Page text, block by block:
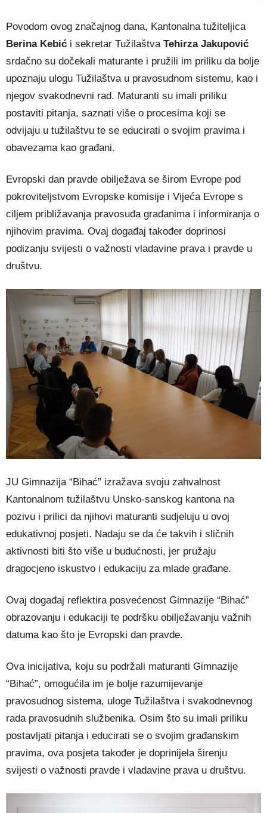
Povodom ovog značajnog dana, Kantonalna tužiteljica
Berina Kebić i sekretar Tužilaštva Tehirza Jakupović
srdačno su dočekali maturante i pružili im priliku da bolje
upoznaju ulogu Tužilaštva u pravosudnom sistemu, kao i
njegov svakodnevni rad. Maturanti su imali priliku
postaviti pitanja, saznati više o procesima koji se
odvijaju u tužilaštvu te se educirati o svojim pravima i
obavezama kao građani.
Evropski dan pravde obilježava se širom Evrope pod
pokroviteljstvom Evropske komisije i Vijeća Evrope s
ciljem približavanja pravosuđa građanima i informiranja o
njihovim pravima. Ovaj događaj također doprinosi
podizanju svijesti o važnosti vladavine prava i pravde u
društvu.
JU Gimnazija “Bihać” izražava svoju zahvalnost
Kantonalnom tužilaštvu Unsko-sanskog kantona na
pozivu i prilici da njihovi maturanti sudjeluju u ovoj
edukativnoj posjeti. Nadaju se da će takvih i sličnih
aktivnosti biti što više u budućnosti, jer pružaju
dragocjeno iskustvo i edukaciju za mlade građane.
Ovaj događaj reflektira posvećenost Gimnazije “Bihać”
obrazovanju i edukaciji te podršku obilježavanju važnih
datuma kao što je Evropski dan pravde.
Ova inicijativa, koju su podržali maturanti Gimnazije
“Bihać”, omogućila im je bolje razumijevanje
pravosudnog sistema, uloge Tužilaštva i svakodnevnog
rada pravosudnih službenika. Osim što su imali priliku
postavljati pitanja i educirati se o svojim građanskim
pravima, ova posjeta također je doprinijela širenju
svijesti o važnosti pravde i vladavine prava u društvu.